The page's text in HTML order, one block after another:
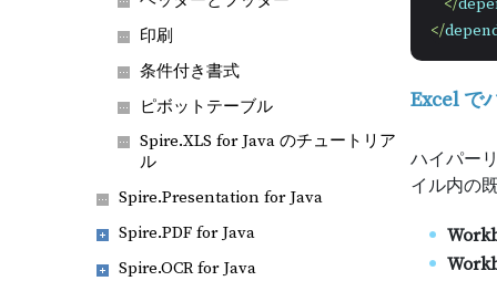
</
</
Excel で
ハイパー
イル内の
印刷
条件付き書式
ピボットテーブル
Spire.XLS for Java のチュートリア
ル
Spire.Presentation for Java
Spire.PDF for Java
Spire.OCR for Java